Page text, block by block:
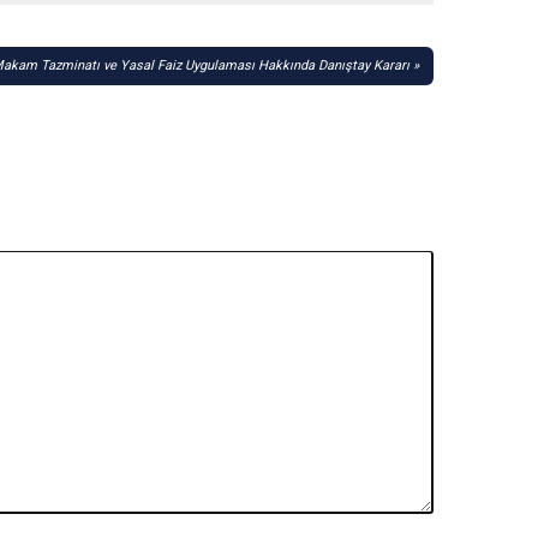
Tazminatı ve Yasal Faiz Uygulaması Hakkında Danıştay Kararı